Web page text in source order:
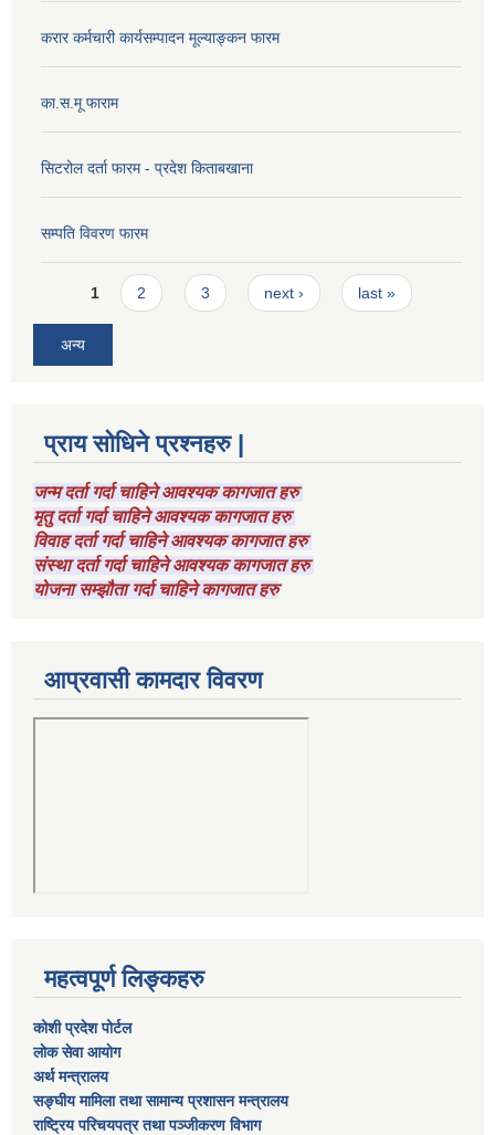
करार कर्मचारी कार्यसम्पादन मूल्याङ्कन फारम
का.स.मू फाराम
सिटरोल दर्ता फारम - प्रदेश किताबखाना
सम्पति विवरण फारम
Pages
1 2 3 next › last »
अन्य
प्राय सोधिने प्रश्नहरु |
जन्म दर्ता गर्दा चाहिने आवश्यक कागजात हरु
मृतु दर्ता गर्दा चाहिने आवश्यक कागजात हरु
विवाह दर्ता गर्दा चाहिने आवश्यक कागजात हरु
संस्था दर्ता गर्दा चाहिने आवश्यक कागजात हरु
योजना सम्झौता गर्दा चाहिने कागजात हरु
आप्रवासी कामदार विवरण
महत्वपूर्ण लिङ्कहरु
कोशी प्रदेश पोर्टल
लाेक सेवा आयाेग
अर्थ मन्त्रालय
सङ्घीय मामिला तथा सामान्य प्रशासन मन्त्रालय
राष्‍ट्रिय परिचयपत्र तथा पञ्‍जीकरण विभाग